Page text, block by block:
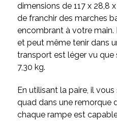
dimensions de 117 x 28,8
de franchir des marches
encombrant à votre
et peut même tenir dans
transport est léger vu que
7,30 kg.
En utilisant la paire, il
quad dans une remorque
chaque rampe est